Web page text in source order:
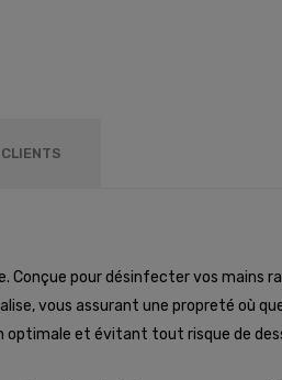
Conçue pour désinfecter vos mains
vous assurant une propreté où
optimale et évitant tout risque de